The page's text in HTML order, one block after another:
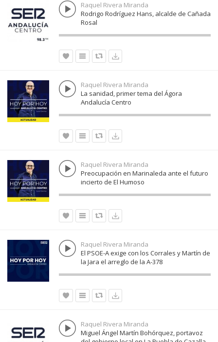
Raquel Rivera Miranda
Rodrigo Rodríguez Hans, alcalde de Cañada
Rosal
Raquel Rivera Miranda
La sanidad, primer tema del Ágora
Andalucía Centro
Raquel Rivera Miranda
Preocupación en Marinaleda ante el futuro
incierto de El Humoso
Raquel Rivera Miranda
El PSOE-A exige con los Corrales y Martín de
la Jara el arreglo de la A-378
Raquel Rivera Miranda
Miguel Ángel Martín Bohórquez, portavoz